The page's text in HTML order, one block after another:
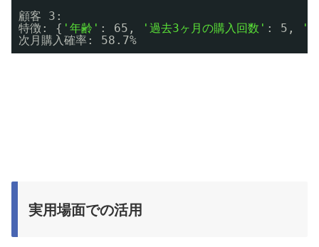
顧客 3:
特徴: { '年齢' : 65, '過去3ヶ月の購入回数' : 5,
'
次月購入確率: 58.7%
実用場面での活用